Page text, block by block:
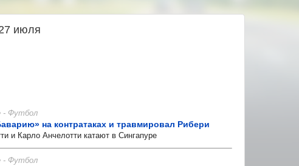
июля
- Футбол
на контратаках и травмировал Рибери
и Карло Анчелотти катают в Сингапуре
- Футбол